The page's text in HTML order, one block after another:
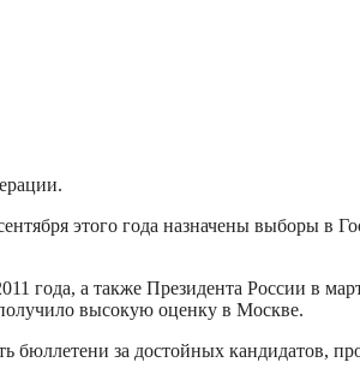
этого года назначены выборы в
года, а также Президента России в
высокую оценку в Москве.
бюллетени за достойных кандидатов,